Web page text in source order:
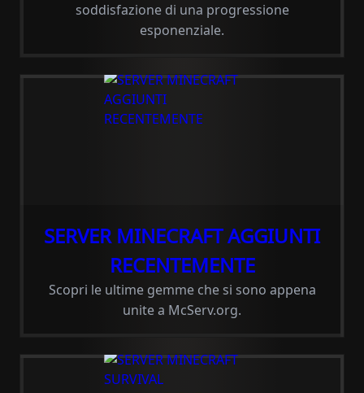
soddisfazione di una progressione
esponenziale.
SERVER MINECRAFT AGGIUNTI
RECENTEMENTE
Scopri le ultime gemme che si sono appena
unite a McServ.org.